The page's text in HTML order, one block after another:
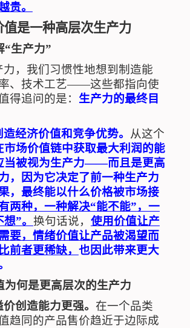
贵。
值是一种高层次生产力
“生产力”
力，我们习惯性地想到制造能
、技术工艺——这些都指向使
得追问的是： 生产力的最终目
经济价值和竞争优势。 从这个
市场价值链中获取最大利润的能
当被视为生产力——而且是更高
，因为它决定了前一种生产力
，最终能以什么价格被市场接
两种，一种解决“能不能”，一
想”。 换句话说， 使用价值让产
要，情绪价值让产品被渴望而
前者更稀缺， 也因此带来更大
为何是更高层次的生产力
创造能力更强。 在一个品类
趋同的产品售价趋近于边际成